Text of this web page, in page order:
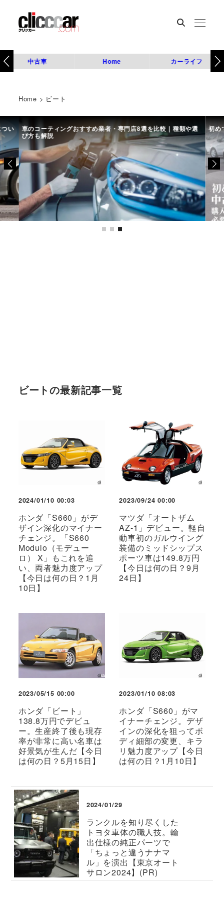
中古車 Home カーライフ
Home > ビート
い 車のコーティングおすすめ業者・専門店8選を比較｜種類や選
び方も解説
初め
ビートの最新記事一覧
2024/01/10 00:03
ホンダ「S660」がデ
ザイン深化のマイナー
チェンジ。「S660
Modulo（モデュー
ロ） X」もこれを追
い、両者魅力度アップ
【今日は何の日？1月
10日】
2023/09/24 00:00
マツダ「オートザム
AZ-1」デビュー。軽自
動車初のガルウイング
装備のミッドシップス
ポーツ車は149.8万円
【今日は何の日？9月
24日】
2023/05/15 00:00
ホンダ「ビート」
138.8万円でデビュ
ー。生産終了後も現存
率が非常に高い名車は
好景気が生んだ【今日
は何の日？5月15日】
2023/01/10 08:03
ホンダ「S660」がマ
イナーチェンジ。デザ
インの深化を狙ってボ
ディ細部の変更、キラ
リ魅力度アップ【今日
は何の日？1月10日】
2024/01/29
ランクルを知り尽くした
トヨタ車体の職人技。輸
出仕様の純正パーツで
「ちょっと違うナナマ
ル」を演出【東京オート
サロン2024】(PR)